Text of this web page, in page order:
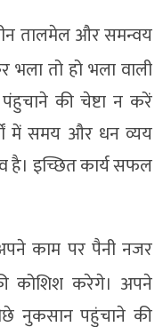
तालमेल और समन्वय
भला तो हो भला वाली
की चेष्टा न करें
में समय और धन व्यय
है। इच्छित कार्य सफल
काम पर पैनी नजर
कोशिश करेगे। अपने
नुकसान पहुंचाने की